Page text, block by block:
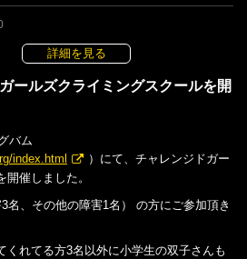
詳細を見る
ールズクライミングスクールを開
バム
index.html
）にて、チャレンジドガー
催しました。
名、その他の障害1名） の方にご参加頂き
くれてる方3名以外に小学生の双子さんも